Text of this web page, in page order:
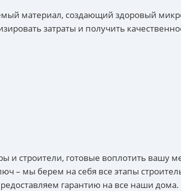
материал, создающий здоровый
затраты и получить
строители, готовые воплотить вашу
– мы берем на себя все этапы
гарантию на все наши дома.